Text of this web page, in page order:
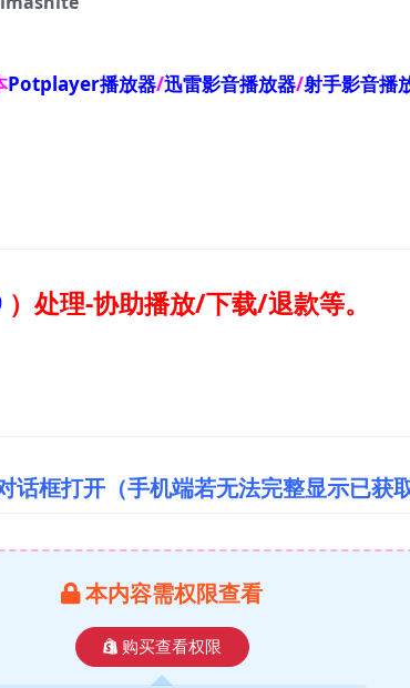
Potplayer播放器/迅雷影音播放器/射手影音播
） 处理-协助播放/下载/退款等。
框打开（手机端若无法完整显示已获
本内容需权限查看
购买查看权限